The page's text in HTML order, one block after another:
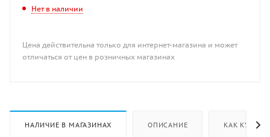
Нет в наличии
Цена действительна только для интернет-магазина и может
отличаться от цен в розничных магазинах
НАЛИЧИЕ В МАГАЗИНАХ ОПИСАНИЕ КАК КУПИТЬ